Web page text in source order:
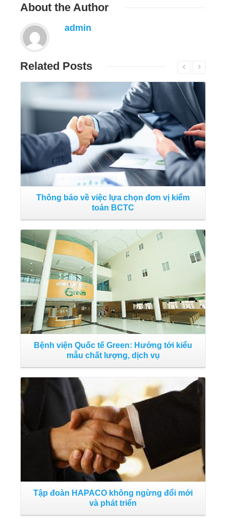
About the Author
admin
Related Posts
Thông báo về việc lựa chọn đơn vị kiểm
toán BCTC
Bệnh viện Quốc tế Green: Hướng tới kiểu
mẫu chất lượng, dịch vụ
Tập đoàn HAPACO không ngừng đổi mới
và phát triển